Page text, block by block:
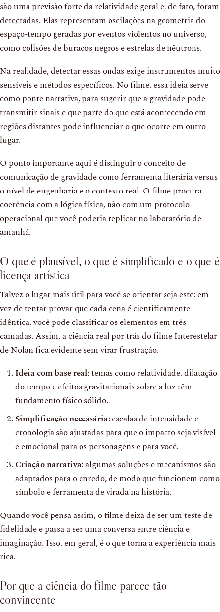
são uma previsão forte da relatividade geral e, de fato, foram
detectadas. Elas representam oscilações na geometria do
espaço-tempo geradas por eventos violentos no universo,
como colisões de buracos negros e estrelas de nêutrons.
Na realidade, detectar essas ondas exige instrumentos muito
sensíveis e métodos específicos. No filme, essa ideia serve
como ponte narrativa, para sugerir que a gravidade pode
transmitir sinais e que parte do que está acontecendo em
regiões distantes pode influenciar o que ocorre em outro
lugar.
O ponto importante aqui é distinguir o conceito de
comunicação de gravidade como ferramenta literária versus
o nível de engenharia e o contexto real. O filme procura
coerência com a lógica física, não com um protocolo
operacional que você poderia replicar no laboratório de
amanhã.
O que é plausível, o que é simplificado e o que é
licença artística
Talvez o lugar mais útil para você se orientar seja este: em
vez de tentar provar que cada cena é cientificamente
idêntica, você pode classificar os elementos em três
camadas. Assim, a ciência real por trás do filme Interestelar
de Nolan fica evidente sem virar frustração.
Ideia com base real:temas como relatividade, dilatação
do tempo e efeitos gravitacionais sobre a luz têm
fundamento físico sólido.
Simplificação necessária:escalas de intensidade e
cronologia são ajustadas para que o impacto seja visível
e emocional para os personagens e para você.
Criação narrativa:algumas soluções e mecanismos são
adaptados para o enredo, de modo que funcionem como
símbolo e ferramenta de virada na história.
Quando você pensa assim, o filme deixa de ser um teste de
fidelidade e passa a ser uma conversa entre ciência e
imaginação. Isso, em geral, é o que torna a experiência mais
rica.
Por que a ciência do filme parece tão
convincente